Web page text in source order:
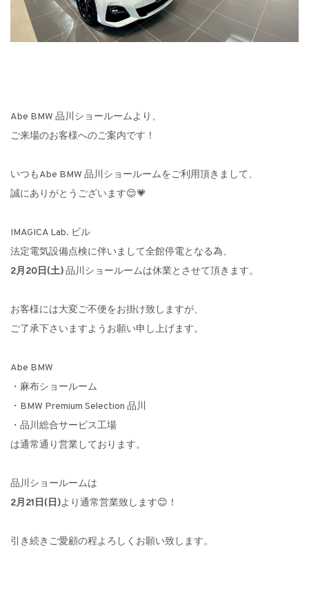
Abe BMW 品川ショールームより、
ご来場のお客様へのご案内です！
いつもAbe BMW 品川ショールームをご利用頂きまして、
誠にありがとうございます😌💗
IMAGICA Lab. ビル
法定電気設備点検に伴いまして全館停電となる為、
2月20日(土)品川ショールームは休業とさせて頂きます。
お客様には大変ご不便をお掛け致しますが、
ご了承下さいますようお願い申し上げます。
Abe BMW
・麻布ショールーム
・BMW Premium Selection 品川
・品川総合サービス工場
は通常通り営業しております。
品川ショールームは
2月21日(日)より通常営業致します😊！
引き続きご愛顧の程よろしくお願い致します。